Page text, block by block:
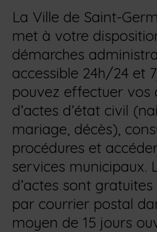
La Ville de Saint-
met à votre
démarches
accessible 24h/24 et
pouvez effectuer vos
d’actes d’état civil
mariage, décès),
procédures et
services municipaux.
d’actes sont
par courrier postal
moyen de 15 jours